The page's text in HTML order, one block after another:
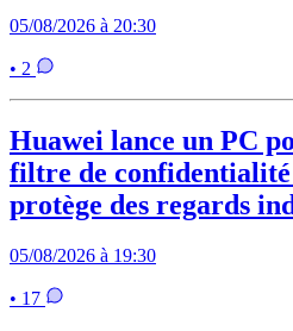
05/08/2026 à 20:30
• 2
Huawei lance un PC
filtre de
protège des regards
05/08/2026 à 19:30
• 17